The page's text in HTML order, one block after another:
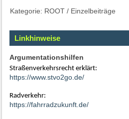
Kategorie: ROOT / Einzelbeiträge
Linkhinweise
Argumentationshilfen
Straßenverkehrsrecht erklärt:
https://www.stvo2go.de/
Radverkehr:
https://fahrradzukunft.de/